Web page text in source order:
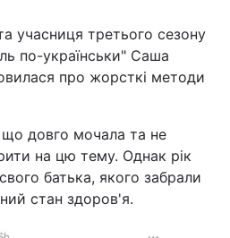
учасниця третього сезону
по-українськи" Саша
про жорсткі методи
довго мочала та не
на цю тему. Однак рік
батька, якого забрали
стан здоров'я.